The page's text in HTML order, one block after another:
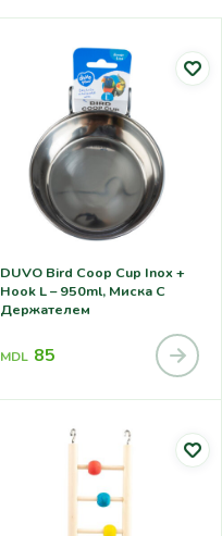
DUVO Bird Coop Cup Inox +
Hook L – 950ml, Миска С
Держателем
MDL 85